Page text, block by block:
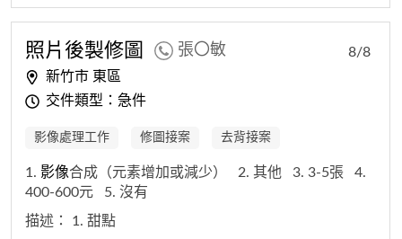
照片後製修圖 張〇敏
新竹市 東區
交件類型：急件
8/8
影像處理工作 修圖接案 去背接案
1. 影像合成（元素增加或減少） 2. 其他 3. 3-5張
4.
400-600元
5. 沒有
描述： 1. 甜點